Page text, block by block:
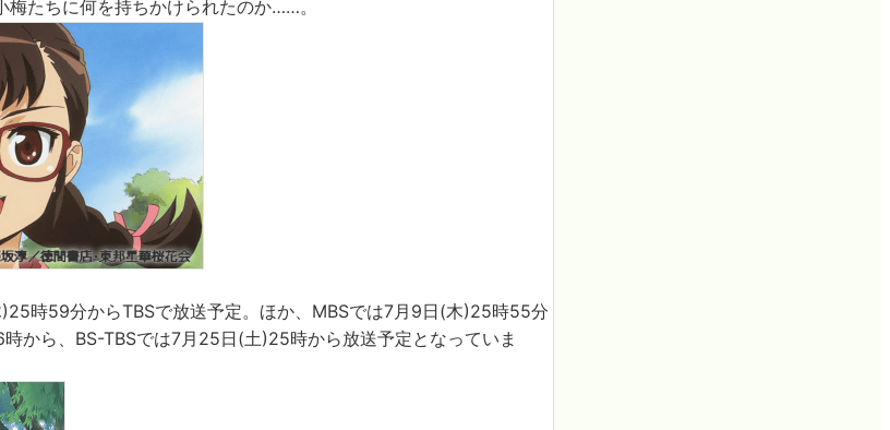
梅たちに何を持ちかけられたのか……。
)25時59分からTBSで放送予定。ほか、MBSでは7月9日(木)25時55分
から、BS-TBSでは7月25日(土)25時から放送予定となっていま